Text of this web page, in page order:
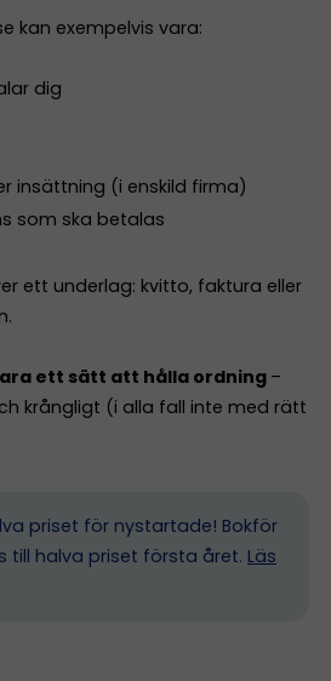
kan exempelvis vara:
dig
insättning (i enskild firma)
som ska betalas
ett underlag: kvitto, faktura eller
ett sätt att hålla ordning –
krångligt (i alla fall inte med rätt
priset för nystartade! Bokför
till halva priset första året. Läs